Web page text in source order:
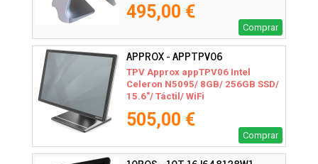
495,00 €
Comprar
APPROX - APPTPV06
TPV Approx appTPV06 Intel
Celeron N5095/ 8GB/ 256GB SSD/
15.6"/ Táctil/ WiFi
505,00 €
Comprar